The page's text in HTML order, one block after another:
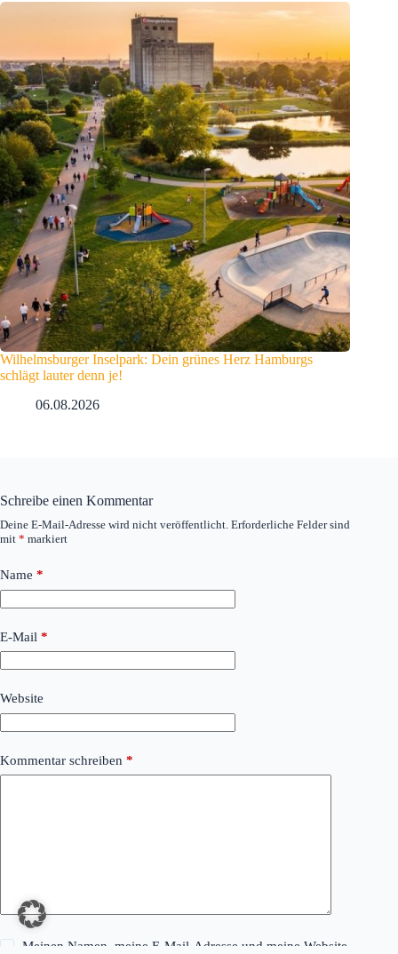
Wilhelmsburger Inselpark: Dein grünes Herz Hamburgs
schlägt lauter denn je!
06.08.2026
Schreibe einen Kommentar
Deine E-Mail-Adresse wird nicht veröffentlicht. Erforderliche Felder sind
mit * markiert
Name *
E-Mail *
Website
Kommentar schreiben *
Meinen Namen, meine E-Mail-Adresse und meine Website